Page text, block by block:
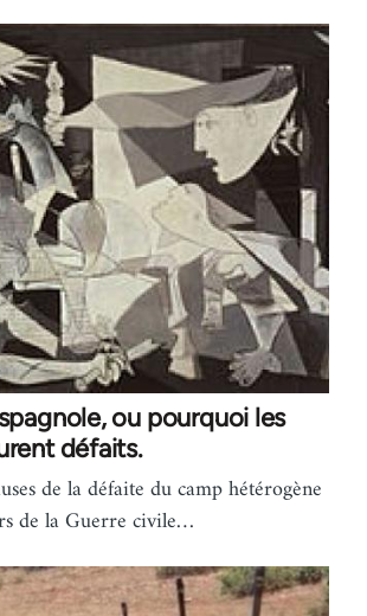
ou pourquoi les
défaits.
de la défaite du camp hétérogène
de la Guerre civile…